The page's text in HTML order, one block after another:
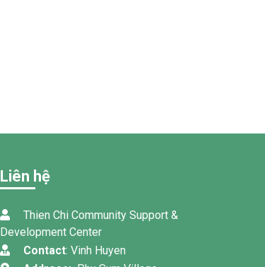
Liên hệ
Thien Chi Community Support &
Development Center
Contact: Vinh Huyen